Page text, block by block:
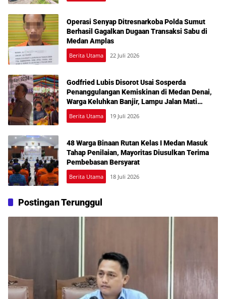
Operasi Senyap Ditresnarkoba Polda Sumut
Berhasil Gagalkan Dugaan Transaksi Sabu di
Medan Amplas
Berita Utama 22 Juli 2026
Godfried Lubis Disorot Usai Sosperda
Penanggulangan Kemiskinan di Medan Denai,
Warga Keluhkan Banjir, Lampu Jalan Mati
hingga Sulit Akses Bantuan
Berita Utama 19 Juli 2026
48 Warga Binaan Rutan Kelas I Medan Masuk
Tahap Penilaian, Mayoritas Diusulkan Terima
Pembebasan Bersyarat
Berita Utama 18 Juli 2026
Postingan Terunggul